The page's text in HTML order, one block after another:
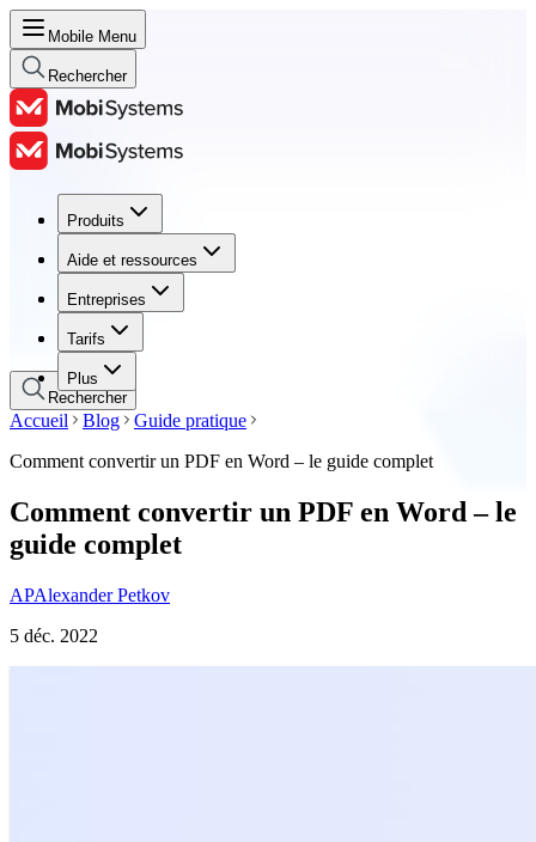
Mobile Menu
Rechercher
Produits
Aide et ressources
Entreprises
Tarifs
Plus
Produits
Aide et ressources
Entreprises
Tarifs
Rechercher
Accueil Blog
Guide pratique
Comment convertir un PDF en Word – le guide complet
Comment convertir un PDF en Word – le
guide complet
APAlexander Petkov
5 déc. 2022